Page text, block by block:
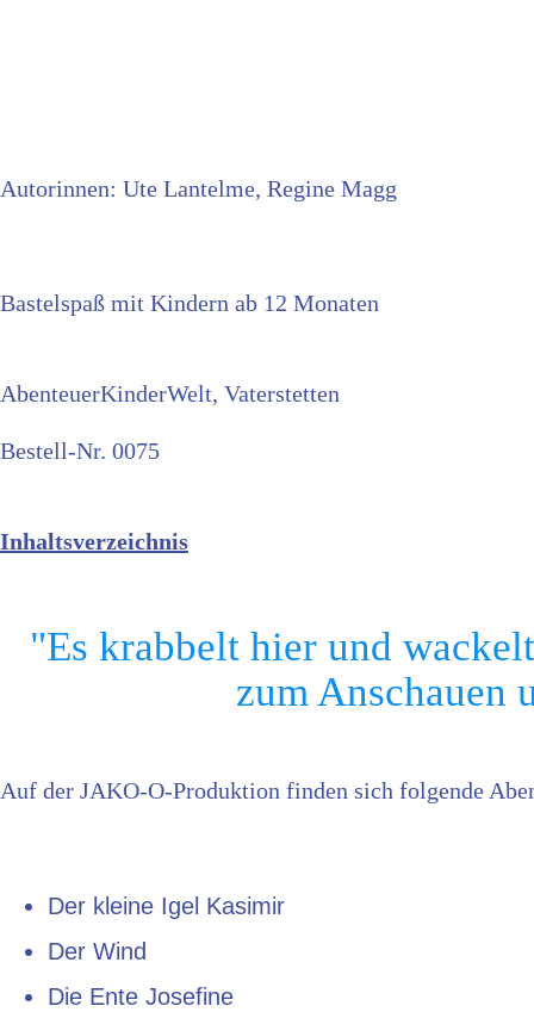
Autorinnen: Ute Lantelme, Regine Magg
Bastelspaß mit Kindern ab 12 Monaten
AbenteuerKinderWelt, Vaterstetten
Bestell-Nr. 0075
Inhaltsverzeichnis
"Es krabbelt hier und
zum Anschauen
Auf der JAKO-O-Produktion finden sich folgende
Der kleine Igel Kasimir
Der Wind
Die Ente Josefine